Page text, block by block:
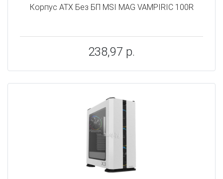
Корпус ATX Без БП MSI MAG VAMPIRIC 100R
238,97 р.